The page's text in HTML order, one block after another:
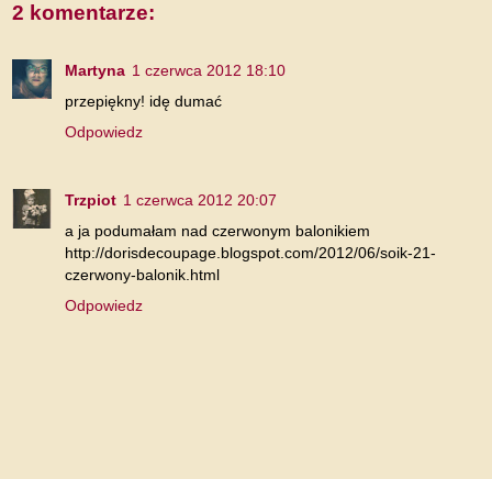
2 komentarze:
Martyna 1 czerwca 2012 18:10
przepiękny! idę dumać
Odpowiedz
Trzpiot 1 czerwca 2012 20:07
a ja podumałam nad czerwonym balonikiem
http://dorisdecoupage.blogspot.com/2012/06/soik-21-
czerwony-balonik.html
Odpowiedz